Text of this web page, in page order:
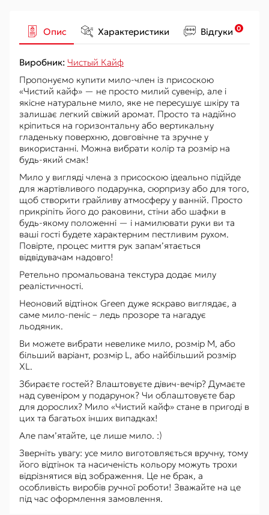
Опис Характеристики Відгуки 0
Виробник: Чистый Кайф
Пропонуємо купити мило-член із присоскою
«Чистий кайф» — не просто милий сувенір, але і
якісне натуральне мило, яке не пересушує шкіру та
залишає легкий свіжий аромат. Просто та надійно
кріпиться на горизонтальну або вертикальну
гладеньку поверхню, довговічне та зручне у
використанні. Можна вибрати колір та розмір на
будь-який смак!
Мило у вигляді члена з присоскою ідеально підійде
для жартівливого подарунка, сюрпризу або для того,
щоб створити грайливу атмосферу у ванній. Просто
прикріпіть його до раковини, стіни або шафки в
будь-якому положенні — і намилювати руки ви та
ваші гості будете характерним пестливим рухом.
Повірте, процес миття рук запам’ятається
відвідувачам надовго!
Ретельно промальована текстура додає милу
реалістичності.
Неоновий відтінок Green дуже яскраво виглядає, а
саме мило-пеніс – ледь прозоре та нагадує
льодяник.
Ви можете вибрати невелике мило, розмір М, або
більший варіант, розмір L, або найбільший розмір
XL.
Збираєте гостей? Влаштовуєте дівич-вечір? Думаєте
над сувеніром у подарунок? Чи облаштовуєте бар
для дорослих? Мило «Чистий кайф» стане в пригоді в
цих та багатьох інших випадках!
Але пам’ятайте, це лише мило. :)
Зверніть увагу: усе мило виготовляється вручну, тому
його відтінок та насиченість кольору можуть трохи
відрізнятися від зображення. Це не брак, а
особливість виробів ручної роботи! Зважайте на це
під час оформлення замовлення.